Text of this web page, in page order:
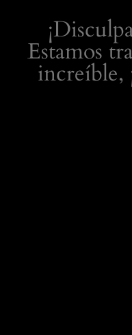
Estamos
increíble,